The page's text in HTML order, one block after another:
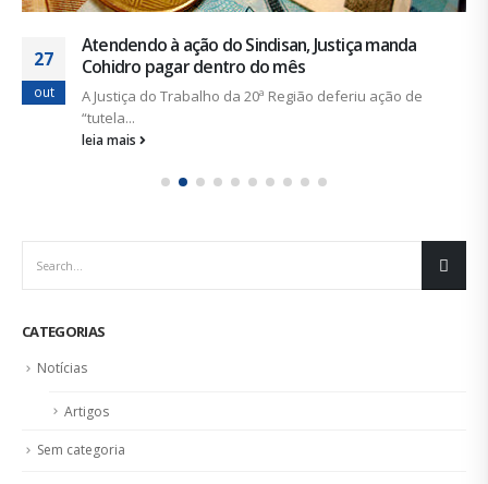
27
out
Atendendo à ação do Sindisan, Justiça manda
Cohidro pagar dentro do mês
A Justiça do Trabalho da 20ª Região deferiu ação de
“tutela...
leia mais
CATEGORIAS
Notícias
Artigos
Sem categoria